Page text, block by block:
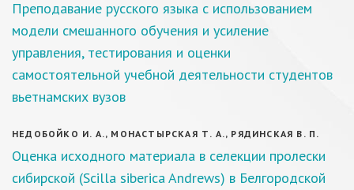
Преподавание русского языка с использованием
модели смешанного обучения и усиление
управления, тестирования и оценки
самостоятельной учебной деятельности студентов
вьетнамских вузов
НЕДОБОЙКО И. А., МОНАСТЫРСКАЯ Т. А., РЯДИНСКАЯ В. П.
Оценка исходного материала в селекции пролески
сибирской (Scilla siberica Andrews) в Белгородской